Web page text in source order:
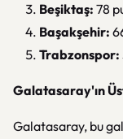
Beşiktaş: 78
Başakşehir:
Trabzonspor:
Galatasaray'ın
Galatasaray, bu